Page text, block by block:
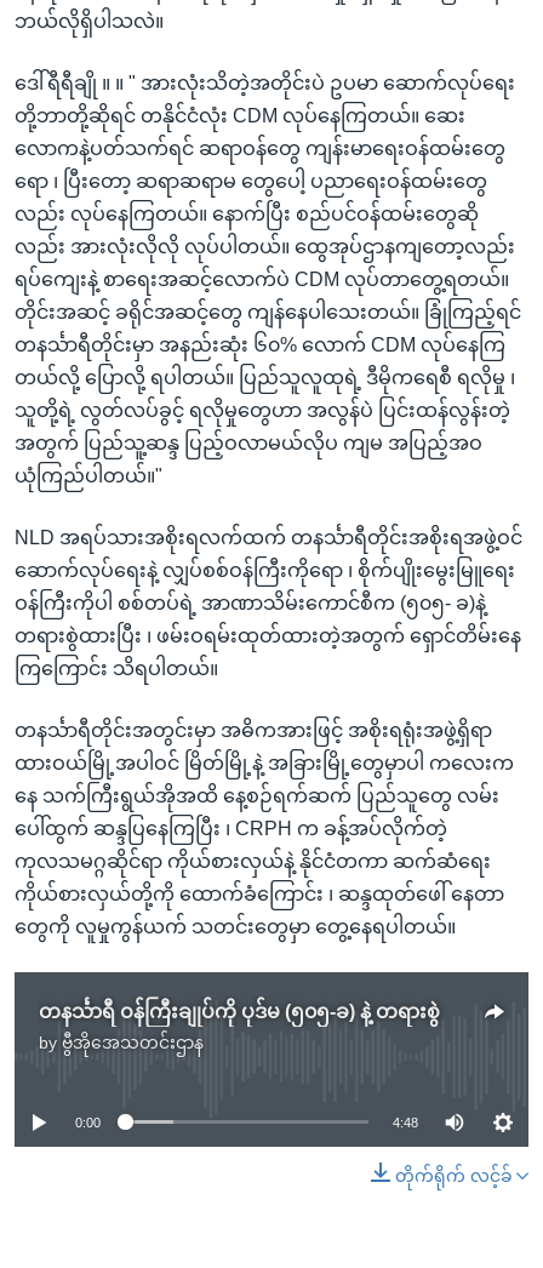
ဘယ်လိုရှိပါသလဲ။
ဒေါ်ရီရီချို ။ ။ " အားလုံးသိတဲ့အတိုင်းပဲ ဥပမာ ဆောက်လုပ်ရေး
တို့ဘာတို့ဆိုရင် တနိုင်ငံလုံး CDM လုပ်နေကြတယ်။ ဆေး
လောကနဲ့ပတ်သက်ရင် ဆရာဝန်တွေ ကျန်းမာရေးဝန်ထမ်းတွေ
ရော ၊ ပြီးတော့ ဆရာဆရာမ တွေပေါ့ ပညာရေးဝန်ထမ်းတွေ
လည်း လုပ်နေကြတယ်။ နောက်ပြီး စည်ပင်ဝန်ထမ်းတွေဆို
လည်း အားလုံးလိုလို လုပ်ပါတယ်။ ထွေအုပ်ဌာနကျတော့လည်း
ရပ်ကျေးနဲ့ စာရေးအဆင့်လောက်ပဲ CDM လုပ်တာတွေ့ရတယ်။
တိုင်းအဆင့် ခရိုင်အဆင့်တွေ ကျန်နေပါသေးတယ်။ ခြုံကြည့်ရင်
တနင်္သာရီတိုင်းမှာ အနည်းဆုံး ၆၀% လောက် CDM လုပ်နေကြ
တယ်လို့ ပြောလို့ ရပါတယ်။ ပြည်သူလူထုရဲ့ ဒီမိုကရေစီ ရလိုမှု ၊
သူတို့ရဲ့ လွတ်လပ်ခွင့် ရလိုမှုတွေဟာ အလွန်ပဲ ပြင်းထန်လွန်းတဲ့
အတွက် ပြည်သူ့ဆန္ဒ ပြည့်ဝလာမယ်လိုပ ကျမ အပြည့်အဝ
ယုံကြည်ပါတယ်။"
NLD အရပ်သားအစိုးရလက်ထက် တနင်္သာရီတိုင်းအစိုးရအဖွဲ့ဝင်
ဆောက်လုပ်ရေးနဲ့ လျှပ်စစ်ဝန်ကြီးကိုရော ၊ စိုက်ပျိုးမွေးမြူရေး
ဝန်ကြီးကိုပါ စစ်တပ်ရဲ့ အာဏာသိမ်းကောင်စီက (၅၀၅- ခ)နဲ့
တရားစွဲထားပြီး ၊ ဖမ်းဝရမ်းထုတ်ထားတဲ့အတွက် ရှောင်တိမ်းနေ
ကြကြောင်း သိရပါတယ်။
တနင်္သာရီတိုင်းအတွင်းမှာ အဓိကအားဖြင့် အစိုးရရုံးအဖွဲ့ရှိရာ
ထားဝယ်မြို့အပါဝင် မြိတ်မြို့နဲ့ အခြားမြို့တွေမှာပါ ကလေးက
နေ သက်ကြီးရွယ်အိုအထိ နေ့စဉ်ရက်ဆက် ပြည်သူတွေ လမ်း
ပေါ်ထွက် ဆန္ဒပြနေကြပြီး ၊ CRPH က ခန့်အပ်လိုက်တဲ့
ကုလသမဂ္ဂဆိုင်ရာ ကိုယ်စားလှယ်နဲ့ နိုင်ငံတကာ ဆက်ဆံရေး
ကိုယ်စားလှယ်တို့ကို ထောက်ခံကြောင်း ၊ ဆန္ဒထုတ်ဖေါ် နေတာ
တွေကို လူမှုကွန်ယက် သတင်းတွေမှာ တွေ့နေရပါတယ်။
တနင်္သာရီ ဝန်ကြီးချုပ်ကို ပုဒ်မ (၅၀၅-ခ) နဲ့ တရားစွဲ
by ဗွီအိုအေသတင်းဌာန
No media source currently available
0:00 4:48
တိုက်ရိုက် လင့်ခ်